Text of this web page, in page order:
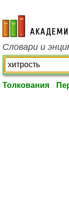
academic.ru
Словари и
Толкования